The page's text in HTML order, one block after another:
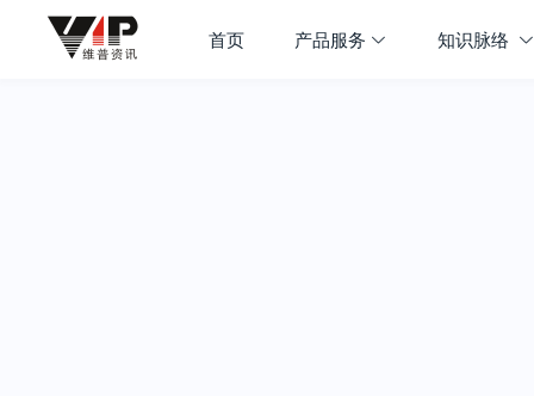
首页 产品服务 知识脉络